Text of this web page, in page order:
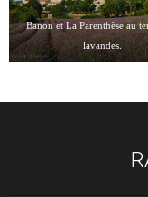
Banon et La Parenthèse au
lavandes.